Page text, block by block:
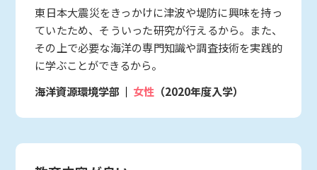
東日本大震災をきっかけに津波や堤防に興味を持っ
ていたため、そういった研究が行えるから。また、
その上で必要な海洋の専門知識や調査技術を実践的
に学ぶことができるから。
海洋資源環境学部
女性 （2020年度入学）